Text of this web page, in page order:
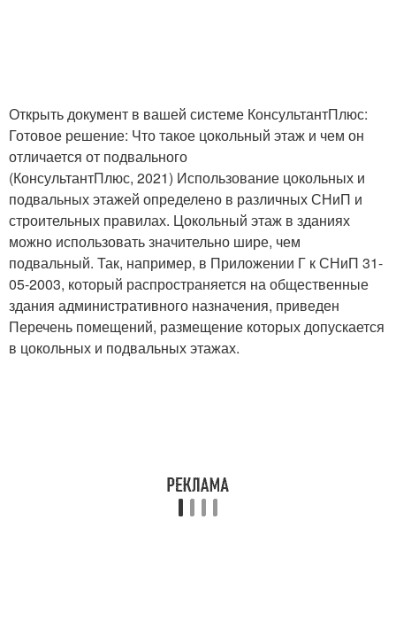
Открыть документ в вашей системе КонсультантПлюс:
Готовое решение: Что такое цокольный этаж и чем он
отличается от подвального
(КонсультантПлюс, 2021) Использование цокольных и
подвальных этажей определено в различных СНиП и
строительных правилах. Цокольный этаж в зданиях
можно использовать значительно шире, чем
подвальный. Так, например, в Приложении Г к СНиП 31-
05-2003, который распространяется на общественные
здания административного назначения, приведен
Перечень помещений, размещение которых допускается
в цокольных и подвальных этажах.